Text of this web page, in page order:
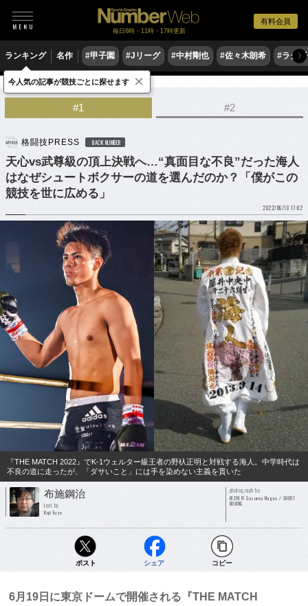
有料会員
毎日6時・11時・17時更新
ランキング 名作 #甲子園 #Jリーグ #中村剛也 #佐々木朗希 #ラグ〉
格闘技 その他
#1 #2
格闘技PRESS BACK NUMBER
天心vs武尊級の頂上決戦へ…“真面目な不良”だった海人
はなぜシュートボクサーの道を選んだのか？「僕がこの
競技を世に広める」
2022/06/18 17:02
『THE MATCH 2022』でK-1ウェルター級王者の野杁正明と対戦する海人。中学時代は
不良の道に走ったが、「ダサいこと」には手を染めない主義を貫いた
布施鋼治
text by
Koji Fuse
photograph by
RIZIN FF Susumu Nagao / SHOOT
BOXING
ポスト シェア コピー
6月19日に東京ドームで開催される『THE MATCH
今人気の記事が競技ごとに探せます ×